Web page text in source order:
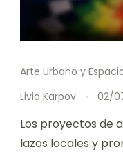
Arte Urbano y
Livia Karpov
02/
Los proyectos de
lazos locales y